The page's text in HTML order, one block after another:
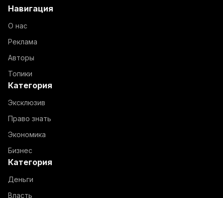
Навигация
О нас
Реклама
Авторы
Топики
Категория
Эксклюзив
Право знать
Экономика
Бизнес
Категория
Деньги
Власть